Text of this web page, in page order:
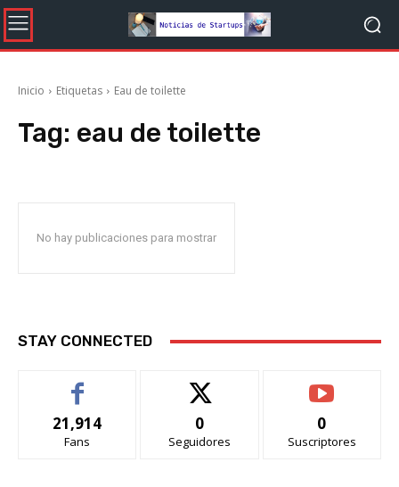
Inicio Etiquetas Eau de toilette
Tag: eau de toilette
No hay publicaciones para mostrar
STAY CONNECTED
21,914
Fans
0
Seguidores
0
Suscriptores